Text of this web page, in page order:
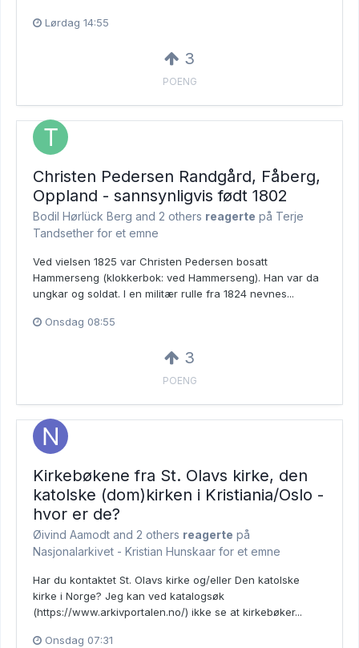
Lørdag 14:55
3
POENG
Christen Pedersen Randgård, Fåberg,
Oppland - sannsynligvis født 1802
Bodil Hørlück Berg and 2 others reagerte på Terje
Tandsether for et emne
Ved vielsen 1825 var Christen Pedersen bosatt
Hammerseng (klokkerbok: ved Hammerseng). Han var da
ungkar og soldat. I en militær rulle fra 1824 nevnes...
Onsdag 08:55
3
POENG
Kirkebøkene fra St. Olavs kirke, den
katolske (dom)kirken i Kristiania/Oslo -
hvor er de?
Øivind Aamodt and 2 others reagerte på
Nasjonalarkivet - Kristian Hunskaar for et emne
Har du kontaktet St. Olavs kirke og/eller Den katolske
kirke i Norge? Jeg kan ved katalogsøk
(https://www.arkivportalen.no/) ikke se at kirkebøker...
Onsdag 07:31